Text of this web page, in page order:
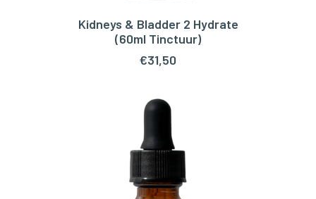
TOEVOEGEN AAN WINKELWAGEN
Kidneys & Bladder 2 Hydrate
(60ml Tinctuur)
€31,50